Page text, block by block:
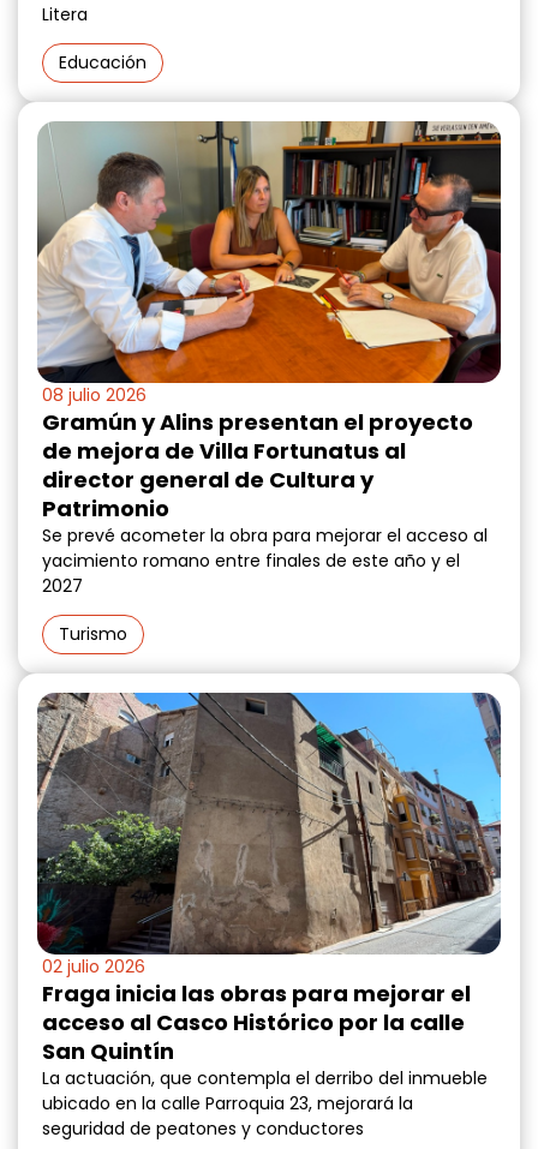
Litera
Educación
08 julio 2026
Gramún y Alins presentan el proyecto
de mejora de Villa Fortunatus al
director general de Cultura y
Patrimonio
Se prevé acometer la obra para mejorar el acceso al
yacimiento romano entre finales de este año y el
2027
Turismo
02 julio 2026
Fraga inicia las obras para mejorar el
acceso al Casco Histórico por la calle
San Quintín
La actuación, que contempla el derribo del inmueble
ubicado en la calle Parroquia 23, mejorará la
seguridad de peatones y conductores